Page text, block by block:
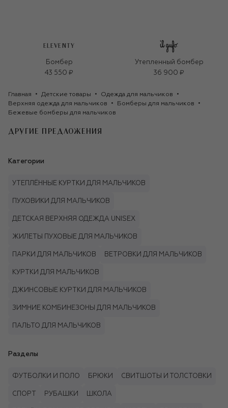
ELEVENTY
Бомбер
43 550 ₽
Утепленный бомбер
36 900 ₽
Главная Детские товары
Одежда для мальчиков
Верхняя одежда для мальчиков
Бомберы для мальчиков
Бежевые бомберы для мальчиков
ДРУГИЕ ПРЕДЛОЖЕНИЯ
Категории
УТЕПЛЁННЫЕ КУРТКИ ДЛЯ МАЛЬЧИКОВ
ПУХОВИКИ ДЛЯ МАЛЬЧИКОВ
ДЕТСКАЯ ВЕРХНЯЯ ОДЕЖДА UNISEX
ЖИЛЕТЫ ПУХОВЫЕ ДЛЯ МАЛЬЧИКОВ
ПАРКИ ДЛЯ МАЛЬЧИКОВ ВЕТРОВКИ ДЛЯ МАЛЬЧИКОВ
КУРТКИ ДЛЯ МАЛЬЧИКОВ
ДЖИНСОВЫЕ КУРТКИ ДЛЯ МАЛЬЧИКОВ
ЗИМНИЕ КОМБИНЕЗОНЫ ДЛЯ МАЛЬЧИКОВ
ПАЛЬТО ДЛЯ МАЛЬЧИКОВ
Разделы
ФУТБОЛКИ И ПОЛО БРЮКИ СВИТШОТЫ И ТОЛСТОВКИ
СПОРТ РУБАШКИ ШКОЛА